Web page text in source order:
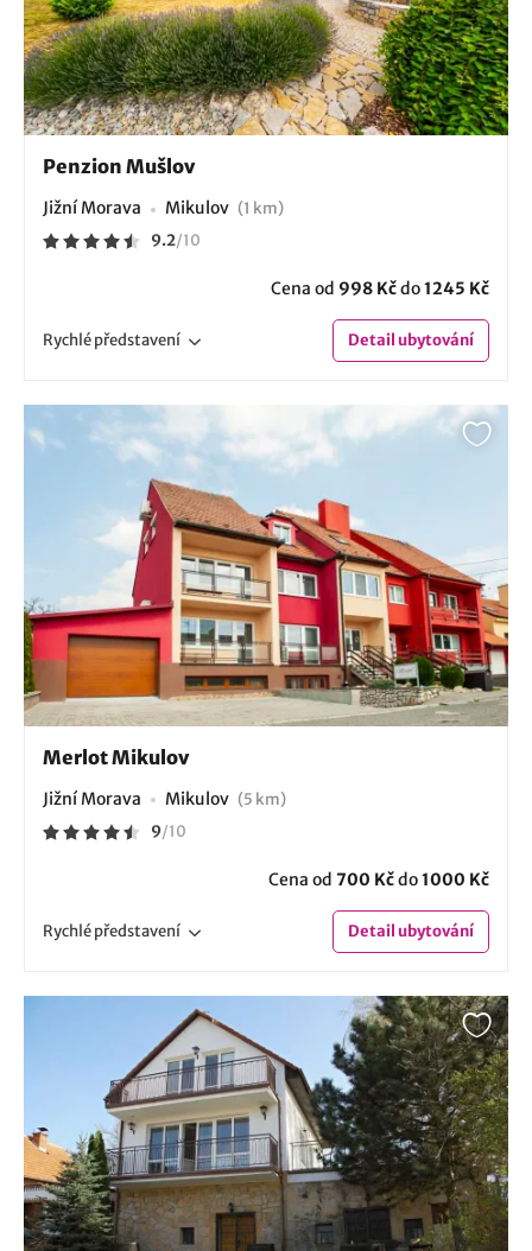
Penzion Mušlov
Jižní Morava Mikulov (1 km)
9.2/10
Cena od 998 Kčdo1245 Kč
Rychlépředstavení Detailubytování
Merlot Mikulov
Jižní Morava Mikulov (5 km)
9/10
Cena od 700 Kčdo1000 Kč
Rychlépředstavení Detailubytování